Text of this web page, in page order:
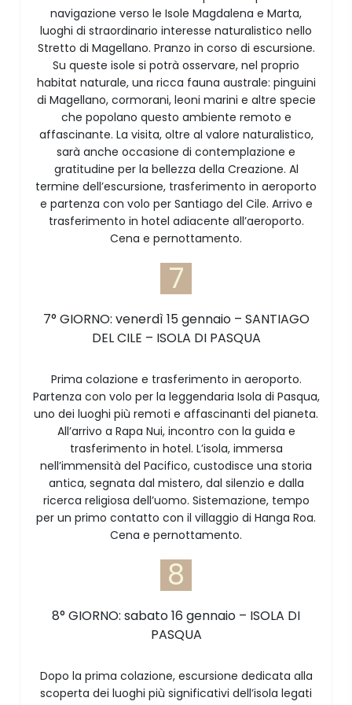
navigazione verso le Isole Magdalena e Marta,
luoghi di straordinario interesse naturalistico nello
Stretto di Magellano. Pranzo in corso di escursione.
Su queste isole si potrà osservare, nel proprio
habitat naturale, una ricca fauna australe: pinguini
di Magellano, cormorani, leoni marini e altre specie
che popolano questo ambiente remoto e
affascinante. La visita, oltre al valore naturalistico,
sarà anche occasione di contemplazione e
gratitudine per la bellezza della Creazione. Al
termine dell’escursione, trasferimento in aeroporto
e partenza con volo per Santiago del Cile. Arrivo e
trasferimento in hotel adiacente all’aeroporto.
Cena e pernottamento.
7
7° GIORNO: venerdì 15 gennaio – SANTIAGO
DEL CILE – ISOLA DI PASQUA
Prima colazione e trasferimento in aeroporto.
Partenza con volo per la leggendaria Isola di Pasqua,
uno dei luoghi più remoti e affascinanti del pianeta.
All’arrivo a Rapa Nui, incontro con la guida e
trasferimento in hotel. L’isola, immersa
nell’immensità del Pacifico, custodisce una storia
antica, segnata dal mistero, dal silenzio e dalla
ricerca religiosa dell’uomo. Sistemazione, tempo
per un primo contatto con il villaggio di Hanga Roa.
Cena e pernottamento.
8
8° GIORNO: sabato 16 gennaio – ISOLA DI
PASQUA
Dopo la prima colazione, escursione dedicata alla
scoperta dei luoghi più significativi dell’isola legati